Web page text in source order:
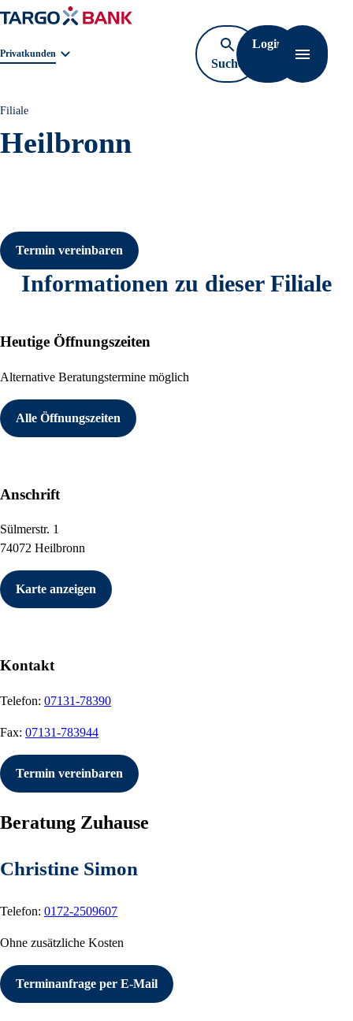
Geschäftsbereichnavigation. Aktuelle Auswahl:
Privatkunden
Suche
öffnen
Login
Filiale
Heilbronn
Termin vereinbaren
Informationen zu dieser Filiale
Heutige Öffnungszeiten
Alternative Beratungstermine möglich
Alle Öffnungszeiten
Anschrift
Sülmerstr. 1
74072 Heilbronn
Karte anzeigen
Kontakt
Telefon: 07131-78390
Fax: 07131-783944
Termin vereinbaren
Beratung Zuhause
Christine Simon
Telefon: 0172-2509607
Ohne zusätzliche Kosten
Terminanfrage per E-Mail